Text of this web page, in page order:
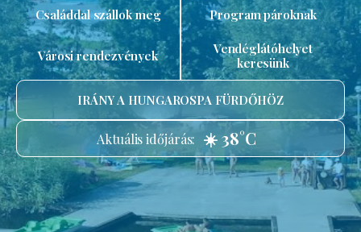
Családdal szállok meg Program pároknak
Városi rendezvények
Vendéglátóhelyet
keresünk
IRÁNY A HUNGAROSPA FÜRDŐHÖZ
Aktuális időjárás: ☀️ 38°C